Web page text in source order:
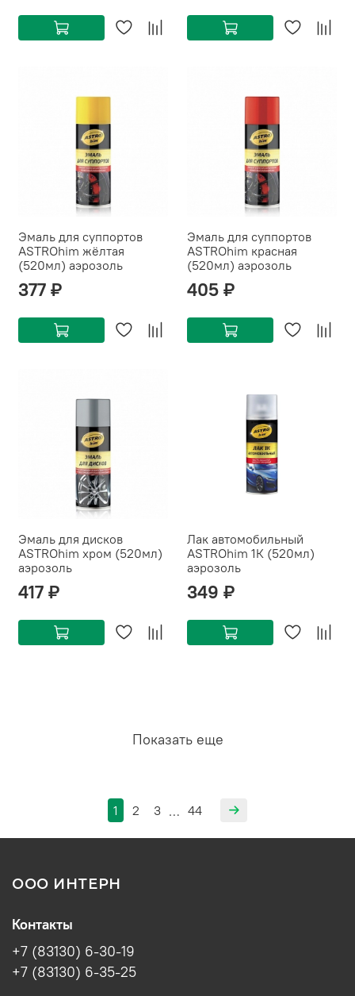
Эмаль для суппортов
ASTROhim жёлтая
(520мл) аэрозоль
377 ₽
Эмаль для суппортов
ASTROhim красная
(520мл) аэрозоль
405 ₽
Эмаль для дисков
ASTROhim хром (520мл)
аэрозоль
417 ₽
Лак автомобильный
ASTROhim 1К (520мл)
аэрозоль
349 ₽
Показать еще
1 2 3 … 44
ООО ИНТЕРН
Контакты
+7 (83130) 6-30-19
+7 (83130) 6-35-25